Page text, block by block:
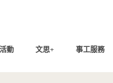
動 文思+ 事工服務